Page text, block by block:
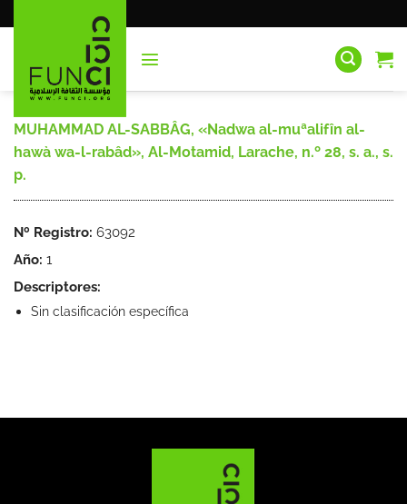
al
MUHAMMAD AL-SABBÂG, «Nadwa al-muªalifîn al-
hawà wa-l-rabâd», Al-Motamid, Larache, n.º 28, s. a., s.
p.
Nº Registro: 63092
Año: 1
Descriptores:
Sin clasificación específica